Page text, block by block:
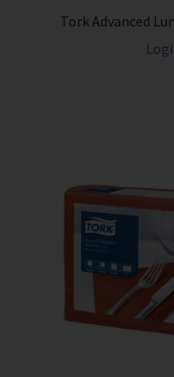
Tork Advanced